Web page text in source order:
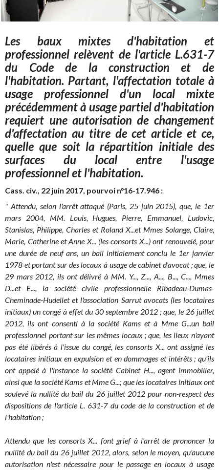
Les baux mixtes d'habitation et
professionnel relèvent de l'article L.631-7
du Code de la construction et de
l'habitation. Partant, l'affectation totale à
usage professionnel d'un local mixte
précédemment à usage partiel d'habitation
requiert une autorisation de changement
d'affectation au titre de cet article et ce,
quelle que soit la répartition initiale des
surfaces du local entre l'usage
professionnel et l'habitation.
Cass. civ., 22 juin 2017, pourvoi n°16-17.946 :
" Attendu, selon l'arrêt attaqué (Paris, 25 juin 2015), que, le 1er
mars 2004, MM. Louis, Hugues, Pierre, Emmanuel, Ludovic,
Stanislas, Philippe, Charles et Roland X...et Mmes Solange, Claire,
Marie, Catherine et Anne X... (les consorts X...) ont renouvelé, pour
une durée de neuf ans, un bail initialement conclu le 1er janvier
1978 et portant sur des locaux à usage de cabinet d'avocat ; que, le
29 mars 2012, ils ont délivré à MM. Y..., Z..., A..., B..., C..., Mmes
D...et E..., la société civile professionnelle Ribadeau-Dumas-
Cheminade-Hudellet et l'association Sarrut avocats (les locataires
initiaux) un congé à effet du 30 septembre 2012 ; que, le 26 juillet
2012, ils ont consenti à la société Kams et à Mme G...un bail
professionnel portant sur les mêmes locaux ; que, les lieux n'ayant
pas été libérés à l'issue du congé, les consorts X... ont assigné les
locataires initiaux en expulsion et en dommages et intérêts ; qu'ils
ont appelé à l'instance la société Cabinet H..., agent immobilier,
ainsi que la société Kams et Mme G...; que les locataires initiaux ont
soulevé la nullité du bail du 26 juillet 2012 pour non-respect des
dispositions de l'article L. 631-7 du code de la construction et de
l'habitation ;
Attendu que les consorts X... font grief à l'arrêt de prononcer la
nullité du bail du 26 juillet 2012, alors, selon le moyen, qu'aucune
autorisation n'est nécessaire pour le passage en locaux à usage